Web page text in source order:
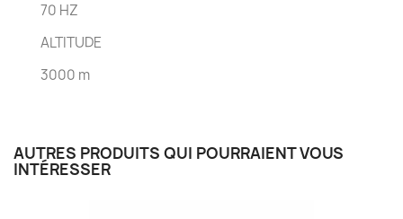
70 HZ
ALTITUDE
3000 m
AUTRES PRODUITS QUI POURRAIENT VOUS
INTÉRESSER